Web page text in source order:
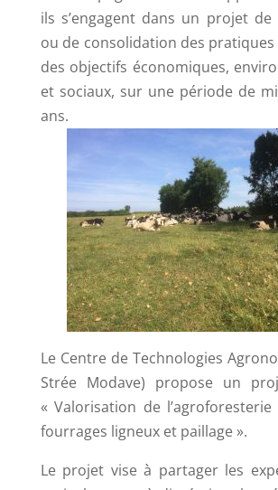
ils s’engagent dans un projet
ou de consolidation des
des objectifs économiques,
et sociaux, sur une période de
ans.
Le Centre de Technologies
Strée Modave) propose un
« Valorisation de l’agroforesterie
fourrages ligneux et paillage ».
Le projet vise à partager les